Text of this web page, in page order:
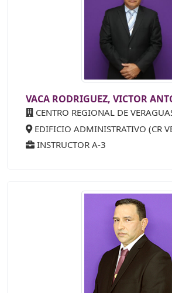
VACA RODRIGUEZ, VICTOR
CENTRO REGIONAL DE
EDIFICIO ADMINISTRATIVO (CR
INSTRUCTOR A-3